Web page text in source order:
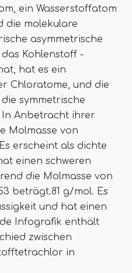
ein Wasserstoffatom
die molekulare
asymmetrische
Kohlenstoff -
hat es ein
Chloratome, und die
symmetrische
Anbetracht ihrer
Molmasse von
erscheint als dichte
einen schweren
die Molmasse von
beträgt.81 g/mol. Es
und hat einen
Infografik enthält
zwischen
in